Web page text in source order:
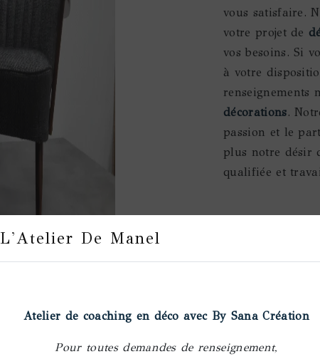
L'Atelier De Manel
Atelier de coaching en déco avec By Sana Création
Pour toutes demandes de renseignement,
vous satisfaire.
votre projet de
vos besoins. Si
à votre
renseignements
décorations.
passion et le
plus notre désir
qualifiée et
En